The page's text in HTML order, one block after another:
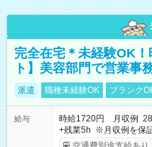
完全在宅＊未経験OK
ト】美容部門で営業事
派遣 職種未経験OK ブランク
給与
時給1720円 月収例 28
+残業5h ※月収例を保
取りサービス利用可（